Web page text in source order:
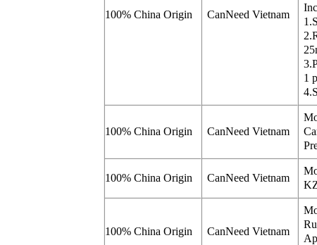
100% China Origin CanNeed Vietnam
1
100% China Origin CanNeed Vietnam
100% China Origin CanNeed Vietnam
100% China Origin CanNeed Vietnam